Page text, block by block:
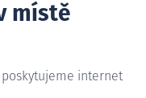
místě
internet